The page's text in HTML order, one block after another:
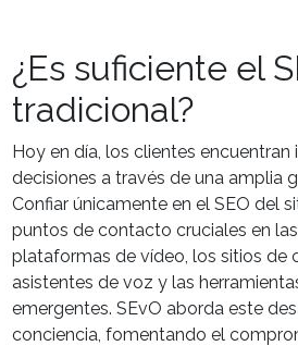
¿Es suficiente el
tradicional?
Hoy en día, los clientes
decisiones a través de una amplia
Confiar únicamente en el SEO del
puntos de contacto cruciales en
plataformas de vídeo, los sitios de
asistentes de voz y las
emergentes. SEvO aborda este
conciencia, fomentando el